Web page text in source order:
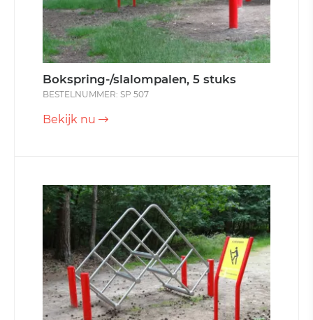
Bokspring-/slalompalen, 5 stuks
BESTELNUMMER: SP 507
Bekijk nu